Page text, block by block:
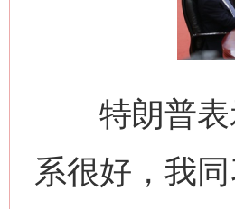
特朗普表
系很好，我